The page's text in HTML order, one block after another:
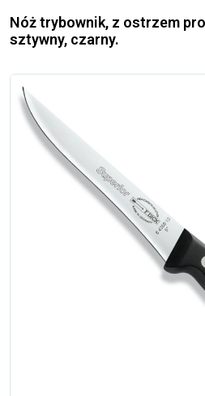
Nóż trybownik, z ostrzem
sztywny, czarny.